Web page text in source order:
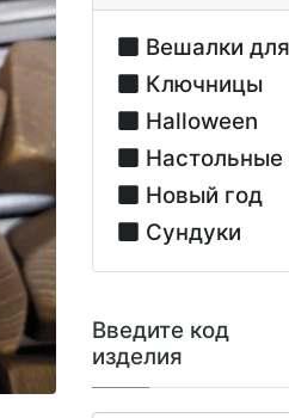
Вешалки
Ключницы
Halloween
Настольные
Новый год
Сундуки
Введите код
изделия